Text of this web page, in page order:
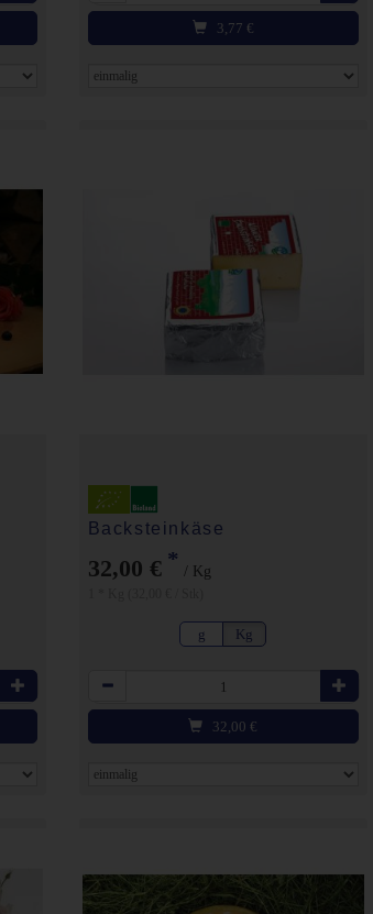
3,77 €
Backsteinkäse
32,00 € * / Kg
g Kg
Anzahl
32,00 €